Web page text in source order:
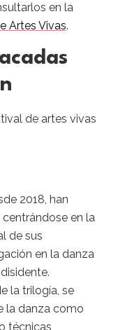
en la
Artes Vivas.
de artes vivas
2018, han
en la
de sus
en la danza
la trilogía, se
la danza como
técnicas